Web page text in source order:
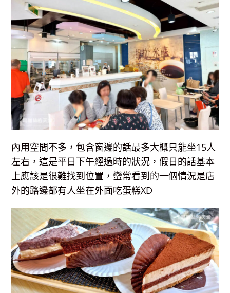
內用空間不多，包含窗邊的話最多大概只能坐15人
左右，這是平日下午經過時的狀況，假日的話基本
上應該是很難找到位置，蠻常看到的一個情況是店
外的路邊都有人坐在外面吃蛋糕XD